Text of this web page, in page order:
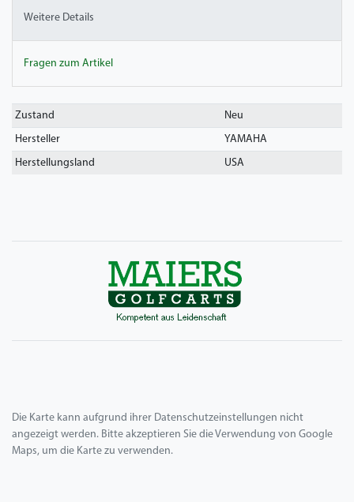
Weitere Details
Fragen zum Artikel
Technisches
Merkmal
Wert
Zustand
Neu
Hersteller
YAMAHA
Herstellungsland
USA
Die Karte kann aufgrund ihrer Datenschutzeinstellungen nicht
angezeigt werden. Bitte akzeptieren Sie die Verwendung von Google
Maps, um die Karte zu verwenden.